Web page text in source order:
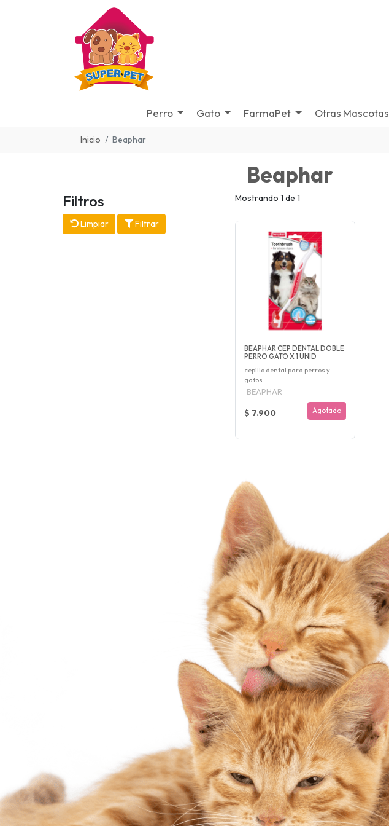
Perro Gato FarmaPet Otras Mascotas
Inicio Beaphar
Beaphar
Filtros
Limpiar Filtrar
Mostrando 1 de 1
BEAPHAR CEP DENTAL DOBLE
PERRO GATO X 1 UNID
cepillo dental para perros y
gatos
BEAPHAR
$ 7.900 Agotado